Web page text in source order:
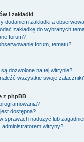
i zakładki
dodaniem zakładki a
zakładkę do wybranych
forum?
forum, tematu?
dozwolone na tej witrynie?
wszystkie swoje
z phpBB
dostępna?
sprawach nadużyć lub
witryny?